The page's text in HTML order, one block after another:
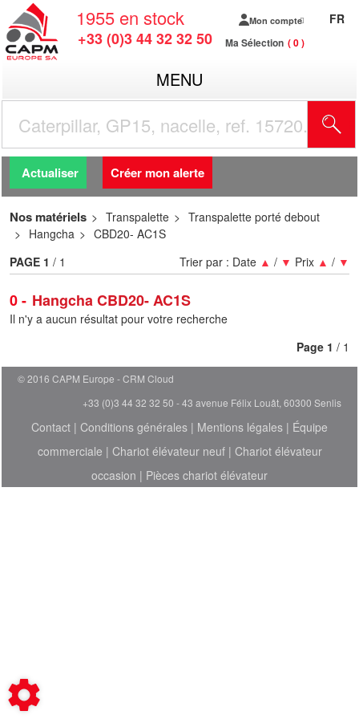
1955 en stock
+33 (0)3 44 32 32 50
Mon compte
Ma Sélection 0
FR
MENU
Actualiser Créer mon alerte
Nos matériels Transpalette
Transpalette porté debout
Hangcha
CBD20- AC1S
0 Hangcha CBD20- AC1S
Trier par : Date ▲ / ▼ Prix ▲ / ▼
PAGE 1 / 1
Il n'y a aucun résultat pour votre recherche
Page 1 / 1
© 2016 CAPM Europe
CRM Cloud
+33 (0)3 44 32 32 50 - 43 avenue Félix Louât, 60300 Senlis
Contact | Conditions générales | Mentions légales | Équipe
commerciale | Chariot élévateur neuf| Chariot élévateur
occasion | Pièces chariot élévateur